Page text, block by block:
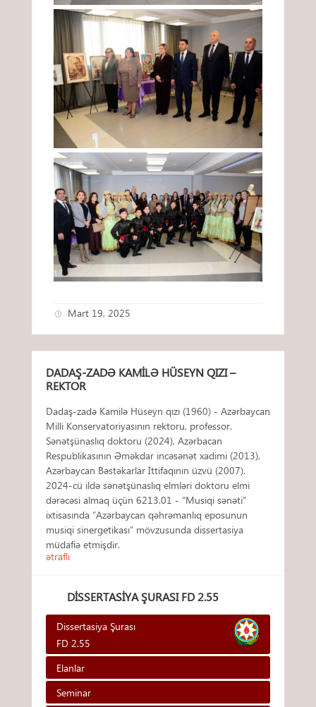
Mart 19, 2025
DADAŞ-ZADƏ KAMILƏ HÜSEYN QIZI –
REKTOR
Dadaş-zadə Kamilə Hüseyn qızı (1960) - Azərbaycan
Milli Konservatoriyasının rektoru, professor.
Sənətşünaslıq doktoru (2024), Azərbacan
Respublikasının Əməkdar incəsənət xadimi (2013),
Azərbaycan Bəstəkarlar İttifaqının üzvü (2007).
2024-cü ildə sənətşünaslıq elmləri doktoru elmi
dərəcəsi almaq üçün 6213.01 - “Musiqi sənəti”
ixtisasında “Azərbaycan qəhrəmanlıq eposunun
musiqi sinergetikası” mövzusunda dissertasiya
müdafiə etmişdir.
ətraflı
DISSERTASIYA ŞURASI FD 2.55
Dissertasiya Şurası
FD 2.55
Elanlar
Seminar